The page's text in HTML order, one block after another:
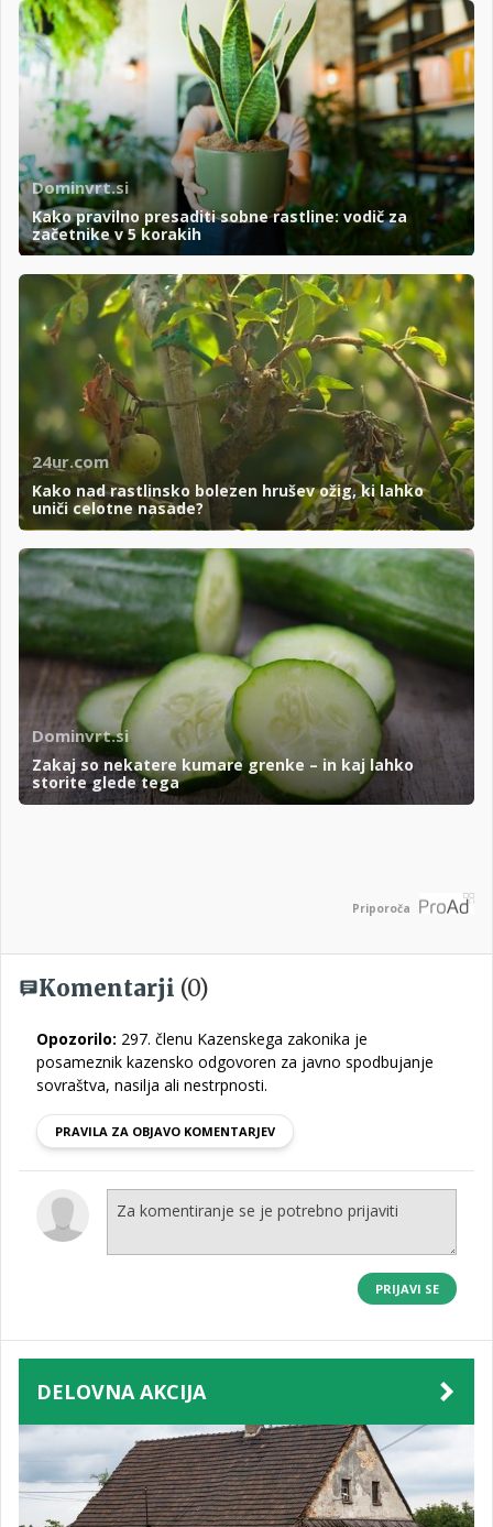
Dominvrt.si
Kako pravilno presaditi sobne rastline: vodič za
začetnike v 5 korakih
24ur.com
Kako nad rastlinsko bolezen hrušev ožig, ki lahko
uniči celotne nasade?
Dominvrt.si
Zakaj so nekatere kumare grenke – in kaj lahko
storite glede tega
Priporoča
Komentarji (0)
Opozorilo: 297. členu Kazenskega zakonika je
posameznik kazensko odgovoren za javno spodbujanje
sovraštva, nasilja ali nestrpnosti.
PRAVILA ZA OBJAVO KOMENTARJEV
PRIJAVI SE
DELOVNA AKCIJA